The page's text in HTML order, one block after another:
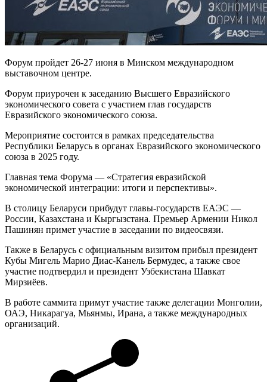
Форум пройдет 26-27 июня в Минском международном
выставочном центре.
Форум приурочен к заседанию Высшего Евразийского
экономического совета с участием глав государств
Евразийского экономического союза.
Мероприятие состоится в рамках председательства
Республики Беларусь в органах Евразийского экономического
союза в 2025 году.
Главная тема Форума — «Стратегия евразийской
экономической интеграции: итоги и перспективы».
В столицу Беларуси прибудут главы-государств ЕАЭС —
России, Казахстана и Кыргызстана. Премьер Армении Никол
Пашинян примет участие в заседании по видеосвязи.
Также в Беларусь с официальным визитом прибыл президент
Кубы Мигель Марио Диас-Канель Бермудес, а также свое
участие подтвердил и президент Узбекистана Шавкат
Мирзиёев.
В работе саммита примут участие также делегации Монголии,
ОАЭ, Никарагуа, Мьянмы, Ирана, а также международных
организаций.